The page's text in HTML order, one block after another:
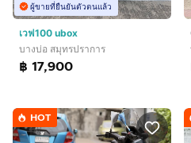
ผู้ขายที่ยืนยันตัวตนแล้ว
เวฟ100 ubox
บางบ่อ สมุทรปราการ
฿ 17,900
HOT